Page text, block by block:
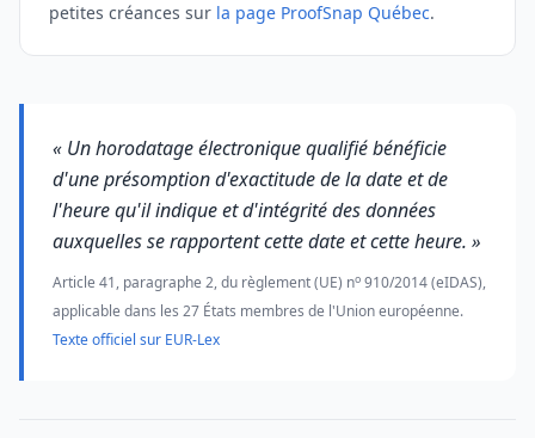
petites créances sur la page ProofSnap Québec.
« Un horodatage électronique qualifié bénéficie
d'une présomption d'exactitude de la date et de
l'heure qu'il indique et d'intégrité des données
auxquelles se rapportent cette date et cette heure. »
Article 41, paragraphe 2, du règlement (UE) no 910/2014 (eIDAS),
applicable dans les 27 États membres de l'Union européenne.
Texte officiel sur EUR-Lex